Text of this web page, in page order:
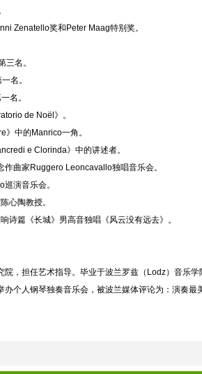
Zenatello奖和Peter Maag特别奖。
名。
名。
名。
de Noël》。
中的Manrico一角。
e Clorinda》中的讲述者。
曲家Ruggero Leoncavallo独唱音乐会。
演音乐会。
心陶教授。
篇《长城》男高音独唱《风云没有远去》。
，担任艺术指导。毕业于波兰罗兹（Lodz）音乐
个人钢琴独奏音乐会，被波兰媒体评论为：演奏